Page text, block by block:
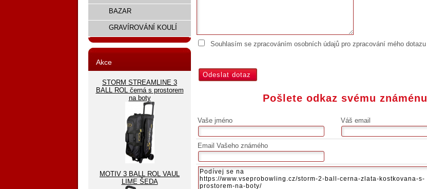
Souhlasím se zpracováním osobních údajů pro zpracování mého dotazu
Pošlete odkaz svému známénu
Vaše jméno Váš email
Email Vašeho známého
BAZAR
GRAVÍROVÁNÍ KOULÍ
Akce
STORM STREAMLINE 3
BALL ROL černá s prostorem
na boty
MOTIV 3 BALL ROL VAUL
LIME ŠEDA